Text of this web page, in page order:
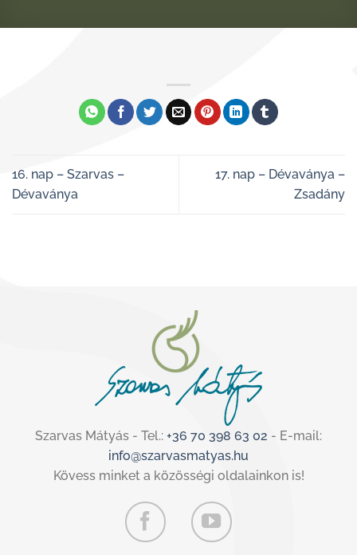
16. nap – Szarvas –
Dévaványa
17. nap – Dévaványa –
Zsadány
Szarvas Mátyás - Tel.: +36 70 398 63 02 - E-mail:
info@szarvasmatyas.hu
Kövess minket a közösségi oldalainkon is!